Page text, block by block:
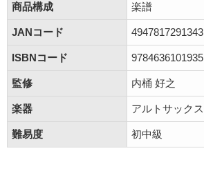
商品構成 楽譜
JANコード 4947817291343
ISBNコード 9784636101935
監修 内桶 好之
楽器 アルトサックス
難易度 初中級